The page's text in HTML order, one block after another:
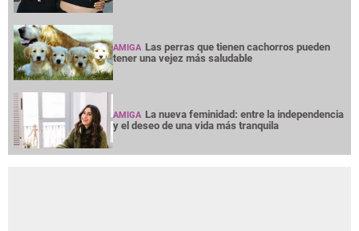
AMIGA Las perras que tienen cachorros pueden
tener una vejez más saludable
AMIGA La nueva feminidad: entre la independencia
y el deseo de una vida más tranquila